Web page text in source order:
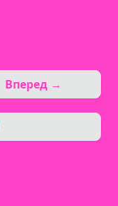
Вперед →